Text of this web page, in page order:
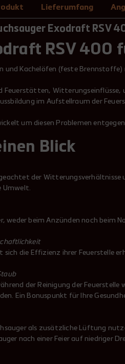
Lieferumfang
Exodraft RSV
RSV
und Kachelöfen (feste
Feuerstätten,
im Aufstellraum der
um diesen Problemen entgegen
Blick
der Witterungsverhältnisse
Umwelt.
weder beim Anzünden noch
die Effizienz ihrer Feuerstelle
der Reinigung der
Ein Bonuspunkt für Ihre
als zusätzliche Lüftung
nach einer Feier auf